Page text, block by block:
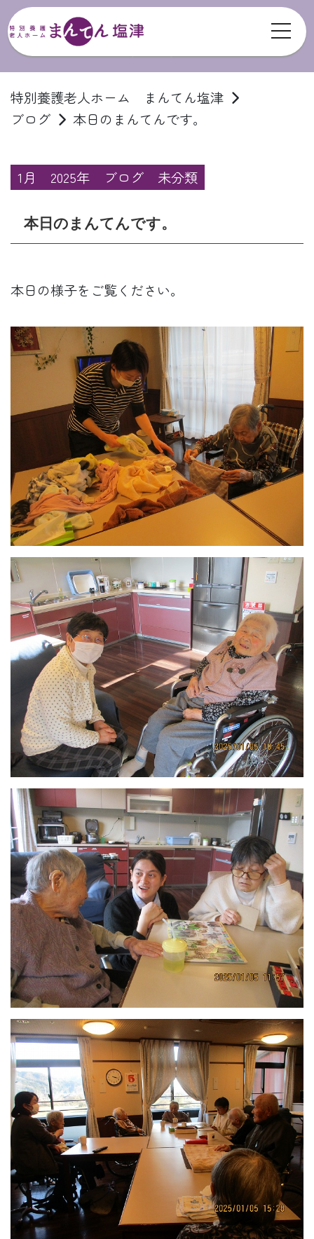
特別養護老人ホーム まんてん塩津
ブログ
本日のまんてんです。
1月 2025年 ブログ 未分類
本日のまんてんです。
本日の様子をご覧ください。